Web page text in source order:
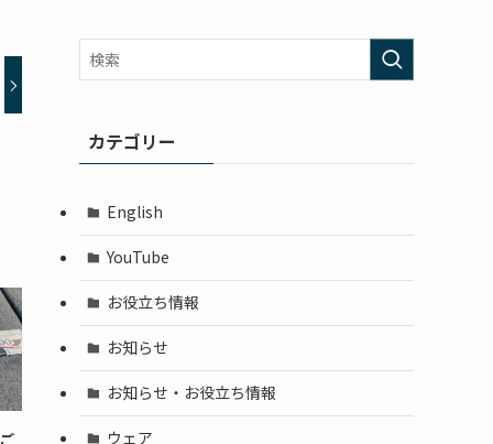
カテゴリー
English
YouTube
お役立ち情報
お知らせ
お知らせ・お役立ち情報
ウェア